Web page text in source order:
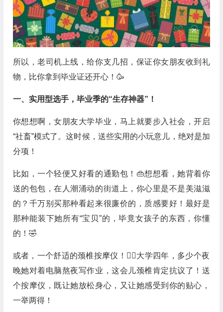
所以，老司机上线，给你支几招，保证你女朋友收到礼
物，比你拿到毕业证还开心！🥳
一、实用型选手，毕业季的“生存神器”！
你想想啊，女朋友大学毕业，马上就要步入社会，开启
“社畜”模式了。这时候，送些实用的小玩意儿，绝对是加
分项！
比如，一个轻便又好看的通勤包！👜想想看，她背着你
送的包包，在人潮涌动的街道上，你心里是不是美滋滋
的？千万别买那种看起来很廉价的，质感要好！最好是
那种能装下她所有“宝贝”的，毕竟女孩子的东西，你懂
的！🤣
或者，一个舒适的颈椎按摩仪！💆‍♀️大学四年，多少个夜
晚她对着电脑熬夜写作业，这会儿颈椎肯定抗议了！送
个按摩仪，既让她放松身心，又让她感受到你的贴心，
一举两得！